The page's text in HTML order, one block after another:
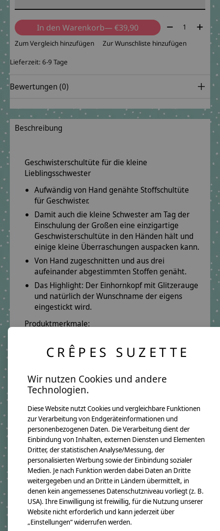
In den Warenkorb — €39,90 Menge:
Zum Vergleich hinzufügen Zur Wunschliste hinzufügen
Lieferzeit: 6-9 Tage
Bewertungen (0)
Beschreibung
Geschwisterschultüte für die kleine
Lieblingsschwester
Aufwändig von Hand genähte Stoffschultüte
für Geschwister.
Damit auch die kleine Schwester am Tag der
Einschulung der Großen eine einzigartige
Geschwisterschultüte in den Händen hält und
einige kleine Überraschungen auspacken kann.
Von Hand zugeschnitten und aus drei
aufeinander abgestimmten Stoffen genäht.
Das Highlight: Der Einhornkopf mit Glitzerauge
und natürlich der Wunschname der eigens
eingestickt wird.
Produktmerkmale:
inkl. Papprohling
Oberstoff:Weiß mit Design Einhorn
Unterstoff:Rot mit weißen Pünktchen
Schriftfarbe:Rosa
Motiv:Einhornkopf
Produktangaben:
Geschwistertüte Molly 2019
GTIN: 4250608112612
Bezugsmaß:
Höhe ca.50cm
Rohlingmaß:
Höhe 35cm
CRÊPES SUZETTE
Wir nutzen Cookies und andere
Technologien.
Diese Website nutzt Cookies und vergleichbare Funktionen
zur Verarbeitung von Endgeräteinformationen und
personenbezogenen Daten. Die Verarbeitung dient der
Einbindung von Inhalten, externen Diensten und Elementen
Dritter, der statistischen Analyse/Messung, der
personalisierten Werbung sowie der Einbindung sozialer
Medien. Je nach Funktion werden dabei Daten an Dritte
weitergegeben und an Dritte in Ländern übermittelt, in
denen kein angemessenes Datenschutzniveau vorliegt (z. B.
USA). Ihre Einwilligung ist freiwillig, für die Nutzung unserer
Website nicht erforderlich und kann jederzeit über
„Einstellungen“ widerrufen werden.